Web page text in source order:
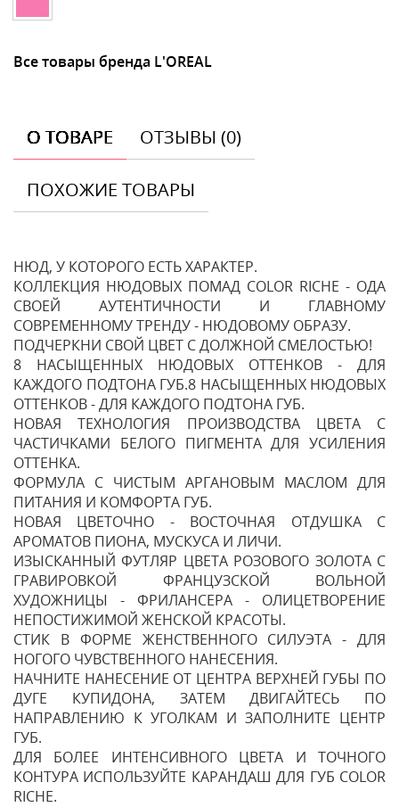
Все товары бренда L'OREAL
О ТОВАРЕ ОТЗЫВЫ (0)
ПОХОЖИЕ ТОВАРЫ
НЮД, У КОТОРОГО ЕСТЬ ХАРАКТЕР.
КОЛЛЕКЦИЯ НЮДОВЫХ ПОМАД COLOR RICHE - ОДА
СВОЕЙ АУТЕНТИЧНОСТИ И ГЛАВНОМУ
СОВРЕМЕННОМУ ТРЕНДУ - НЮДОВОМУ ОБРАЗУ.
ПОДЧЕРКНИ СВОЙ ЦВЕТ С ДОЛЖНОЙ СМЕЛОСТЬЮ!
8 НАСЫЩЕННЫХ НЮДОВЫХ ОТТЕНКОВ - ДЛЯ
КАЖДОГО ПОДТОНА ГУБ.8 НАСЫЩЕННЫХ НЮДОВЫХ
ОТТЕНКОВ - ДЛЯ КАЖДОГО ПОДТОНА ГУБ.
НОВАЯ ТЕХНОЛОГИЯ ПРОИЗВОДСТВА ЦВЕТА С
ЧАСТИЧКАМИ БЕЛОГО ПИГМЕНТА ДЛЯ УСИЛЕНИЯ
ОТТЕНКА.
ФОРМУЛА С ЧИСТЫМ АРГАНОВЫМ МАСЛОМ ДЛЯ
ПИТАНИЯ И КОМФОРТА ГУБ.
НОВАЯ ЦВЕТОЧНО - ВОСТОЧНАЯ ОТДУШКА С
АРОМАТОВ ПИОНА, МУСКУСА И ЛИЧИ.
ИЗЫСКАННЫЙ ФУТЛЯР ЦВЕТА РОЗОВОГО ЗОЛОТА С
ГРАВИРОВКОЙ ФРАНЦУЗСКОЙ ВОЛЬНОЙ
ХУДОЖНИЦЫ - ФРИЛАНСЕРА - ОЛИЦЕТВОРЕНИЕ
НЕПОСТИЖИМОЙ ЖЕНСКОЙ КРАСОТЫ.
СТИК В ФОРМЕ ЖЕНСТВЕННОГО СИЛУЭТА - ДЛЯ
НОГОГО ЧУВСТВЕННОГО НАНЕСЕНИЯ.
НАЧНИТЕ НАНЕСЕНИЕ ОТ ЦЕНТРА ВЕРХНЕЙ ГУБЫ ПО
ДУГЕ КУПИДОНА, ЗАТЕМ ДВИГАЙТЕСЬ ПО
НАПРАВЛЕНИЮ К УГОЛКАМ И ЗАПОЛНИТЕ ЦЕНТР
ГУБ.
ДЛЯ БОЛЕЕ ИНТЕНСИВНОГО ЦВЕТА И ТОЧНОГО
КОНТУРА ИСПОЛЬЗУЙТЕ КАРАНДАШ ДЛЯ ГУБ COLOR
RICHE.